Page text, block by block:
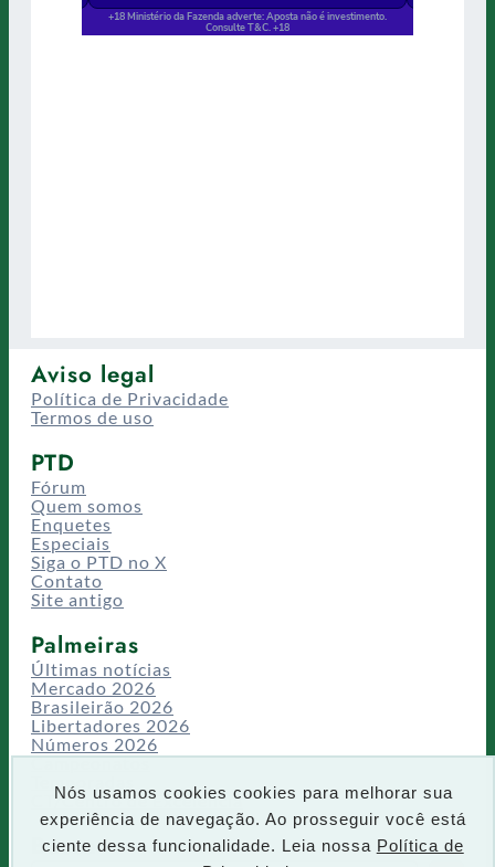
Nós usamos cookies cookies para melhorar sua
experiência de navegação. Ao prosseguir você está
ciente dessa funcionalidade. Leia nossa Política de
Aviso legal
Política de Privacidade
Termos de uso
PTD
Fórum
Quem somos
Enquetes
Especiais
Siga o PTD no X
Contato
Site antigo
Palmeiras
Últimas notícias
Mercado 2026
Brasileirão 2026
Libertadores 2026
Números 2026
Campeonatos
CT/Centro de Excelência
Busca